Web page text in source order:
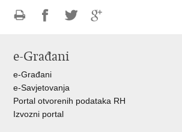
FacebookuTwitteru
e-Građani
e-Građani
e-Savjetovanja
Portal otvorenih podataka RH
Izvozni portal